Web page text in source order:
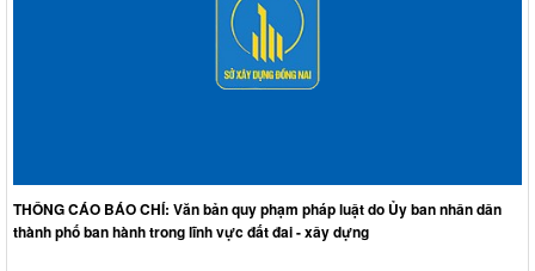
THÔNG CÁO BÁO CHÍ: Văn bản quy phạm pháp luật do Ủy ban nhân dân
thành phố ban hành trong lĩnh vực đất đai - xây dựng